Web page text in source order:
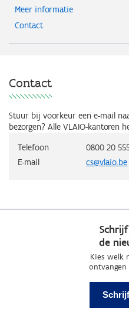
Meer informatie
Contact
Contact
Stuur bij voorkeur een e-mail
bezorgen? Alle VLAIO-kantoren
Telefoon
0800 20
E-mail
cs@vlaio.be
de
Kies welk